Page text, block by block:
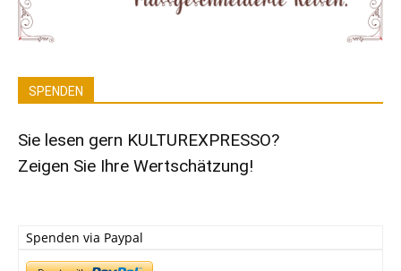
SPENDEN
Sie lesen gern KULTUREXPRESSO?
Zeigen Sie Ihre Wertschätzung!
Spenden via Paypal